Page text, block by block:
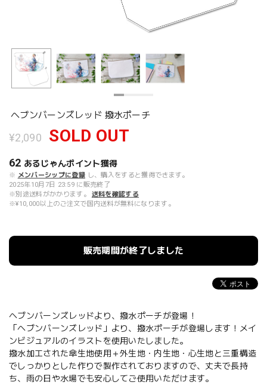
ヘブンバーンズレッド 撥水ポーチ
¥2,090 SOLD OUT
62 あるじゃんポイント獲得
※ メンバーシップに登録 し、購入をすると獲得できます。
2025年10月7日 23:59 に販売終了
※別途送料がかかります。
送料を確認する
※¥10,000以上のご注文で国内送料が無料になります。
販売期間が終了しました
ヘブンバーンズレッドより、撥水ポーチが登場！
「ヘブンバーンズレッド」より、撥水ポーチが登場します！メイ
ンビジュアルのイラストを使用いたしました。
撥水加工された傘生地使用＋外生地・内生地・心生地と三重構造
でしっかりとした作りで製作されておりますので、丈夫で長持
ち、雨の日や水場でも安心してご使用いただけます。